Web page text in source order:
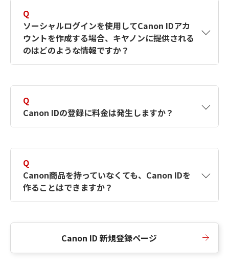
す。詳しい作成方法は【カメラ】Canon IDとは
何ですか？Canon IDの作成方法は？をご確認く
ださい。
Q
ソーシャルログインを使用してCanon IDアカ
ウントを作成する場合、キヤノンに提供される
のはどのような情報ですか？
択したサービスから取得します。アカウントを
簡単に作成できるように、この情報を使用して
Canon IDの登録フォームを入力します。
Q
Canon IDの登録に料金は発生しますか？
Q
Canon商品を持っていなくても、Canon IDを
作ることはできますか？
Canon ID 新規登録ページ